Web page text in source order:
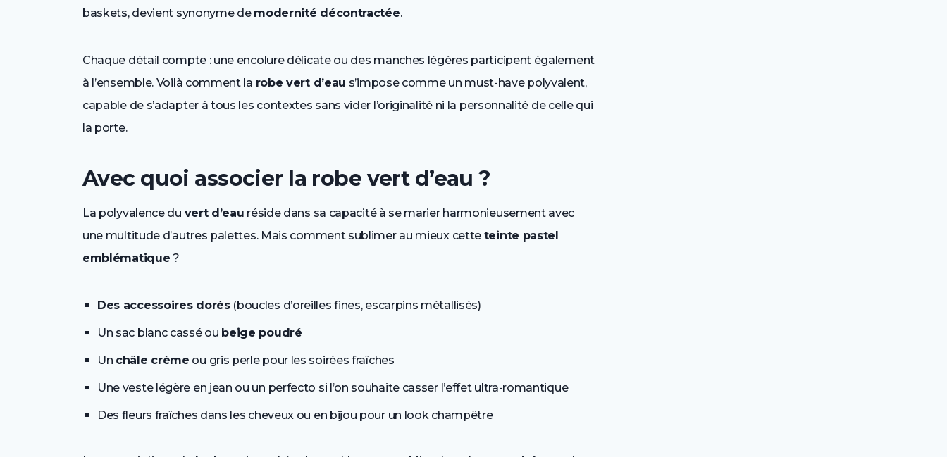
baskets, devient synonyme de modernité décontractée.
Chaque détail compte : une encolure délicate ou des manches légères participent également
à l’ensemble. Voilà comment la robe vert d’eau s’impose comme un must-have polyvalent,
capable de s’adapter à tous les contextes sans vider l’originalité ni la personnalité de celle qui
la porte.
Avec quoi associer la robe vert d’eau ?
La polyvalence du vert d’eau réside dans sa capacité à se marier harmonieusement avec
une multitude d’autres palettes. Mais comment sublimer au mieux cette teinte pastel
emblématique ?
Des accessoires dorés(boucles d’oreilles fines, escarpins métallisés)
Un sac blanc cassé ou beige poudré
Un châle crème ou gris perle pour les soirées fraîches
Une veste légère en jean ou un perfecto si l’on souhaite casser l’effet ultra-romantique
Des fleurs fraîches dans les cheveux ou en bijou pour un look champêtre